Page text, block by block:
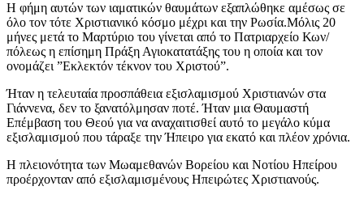
Η φήμη αυτών των ιαματικών θαυμάτων εξαπλώθηκε αμέσως σε
όλο τον τότε Χριστιανικό κόσμο μέχρι και την Ρωσία.Μόλις 20
μήνες μετά το Μαρτύριο του γίνεται από το Πατριαρχείο Κων/
πόλεως η επίσημη Πράξη Αγιοκατατάξης του η οποία και τον
ονομάζει ”Εκλεκτόν τέκνον του Χριστού”.
Ήταν η τελευταία προσπάθεια εξισλαμισμού Χριστιανών στα
Γιάννενα, δεν το ξανατόλμησαν ποτέ. Ήταν μια Θαυμαστή
Επέμβαση του Θεού για να αναχαιτισθεί αυτό το μεγάλο κύμα
εξισλαμισμού που τάραξε την Ήπειρο για εκατό και πλέον χρόνια.
Η πλειονότητα των Μωαμεθανών Βορείου και Νοτίου Ηπείρου
προέρχονταν από εξισλαμισμένους Ηπειρώτες Χριστιανούς.